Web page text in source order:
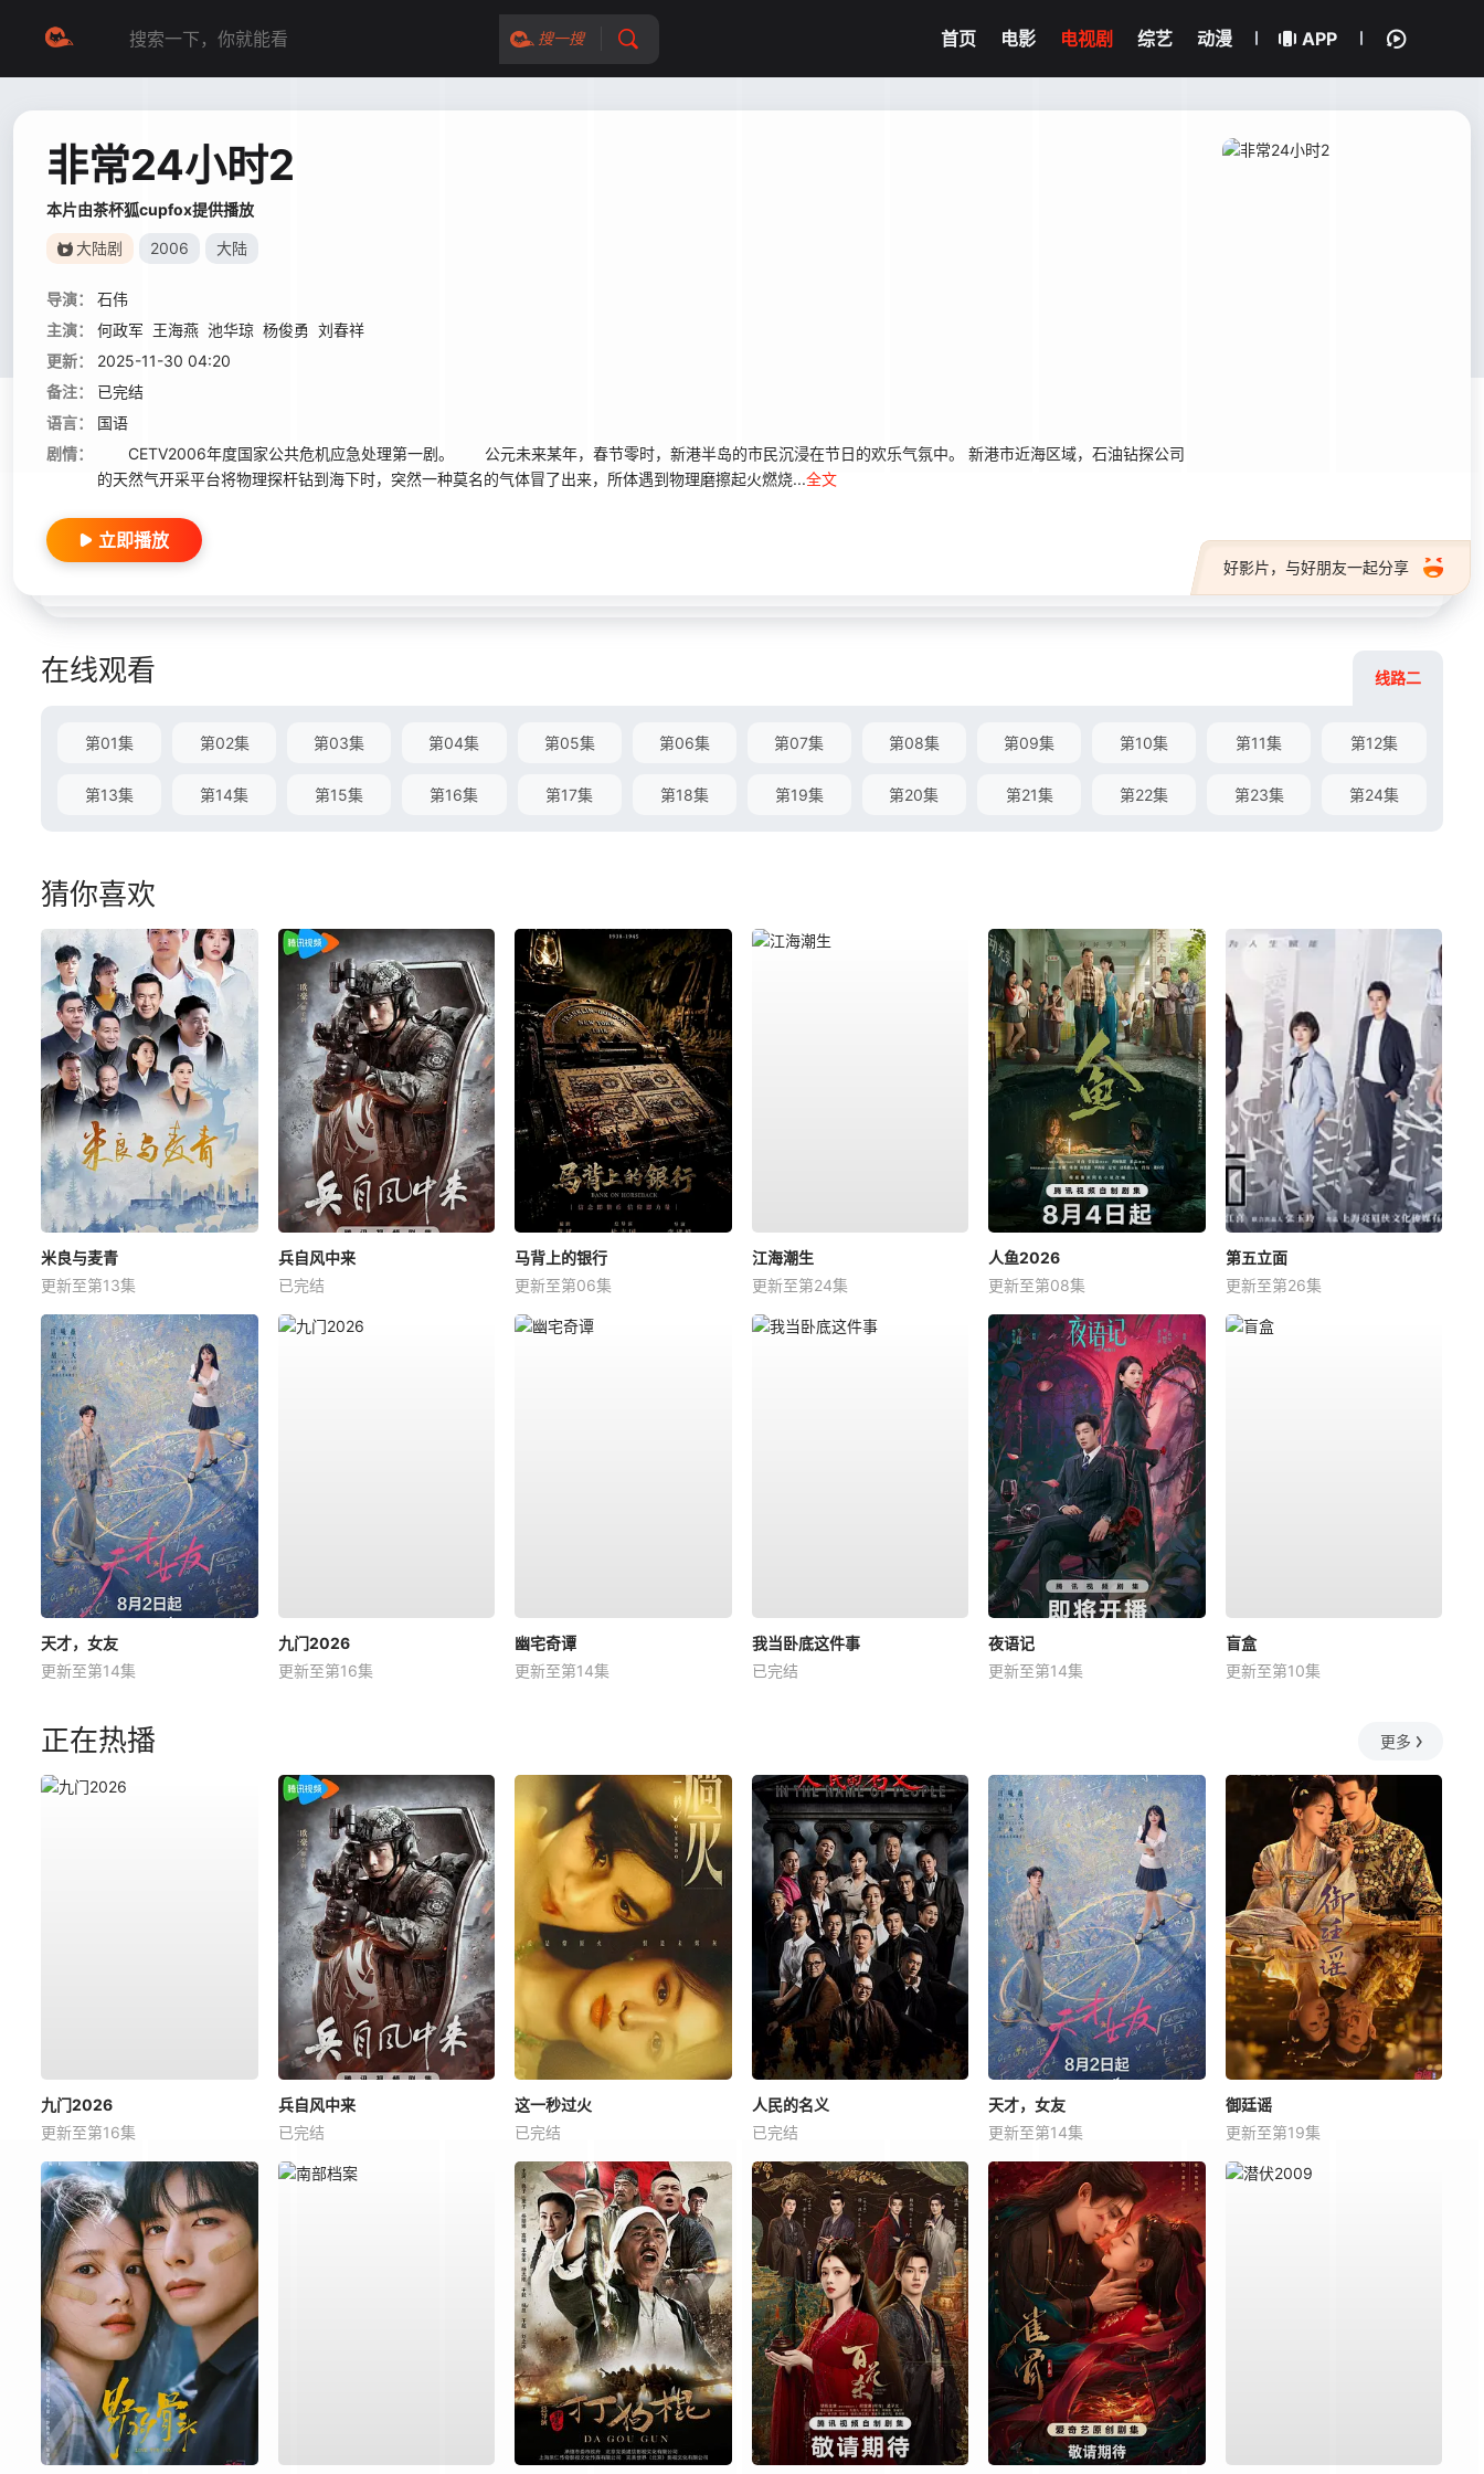
搜一搜 首页 电影 电视剧 综艺 动漫 APP
非常24小时2
本片由茶杯狐cupfox提供播放
大陆剧 2006 大陆
导演：
石伟
主演：
何政军 王海燕 池华琼 杨俊勇 刘春祥
更新：
2025-11-30 04:20
备注：
已完结
语言：
国语
剧情：
CETV2006年度国家公共危机应急处理第一剧。 公元未来某年，春节零时，新港半岛的市民沉浸在节日的欢乐气氛中。 新港市近海区域，石油钻探公司
的天然气开采平台将物理探杆钻到海下时，突然一种莫名的气体冒了出来，所体遇到物理磨擦起火燃烧...全文
好影片，与好朋友一起分享
立即播放
在线观看 线路二
第01集 第02集 第03集 第04集 第05集 第06集 第07集 第08集 第09集 第10集 第11集 第12集
第13集 第14集 第15集 第16集 第17集 第18集 第19集 第20集 第21集 第22集 第23集 第24集
猜你喜欢
米良与麦青
更新至第13集
兵自风中来
已完结
马背上的银行
更新至第06集
江海潮生
更新至第24集
人鱼2026
更新至第08集
第五立面
更新至第26集
天才，女友
更新至第14集
九门2026
更新至第16集
幽宅奇谭
更新至第14集
我当卧底这件事
已完结
夜语记
更新至第14集
盲盒
更新至第10集
正在热播 更多
九门2026
更新至第16集
兵自风中来
已完结
这一秒过火
已完结
人民的名义
已完结
天才，女友
更新至第14集
御廷谣
更新至第19集